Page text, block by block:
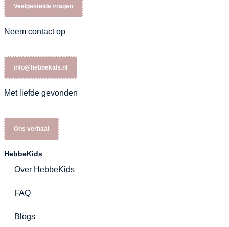
Veelgestelde vragen
Neem contact op
info@hebbekids.nl
Met liefde gevonden
Ons verhaal
HebbeKids
Over HebbeKids
FAQ
Blogs